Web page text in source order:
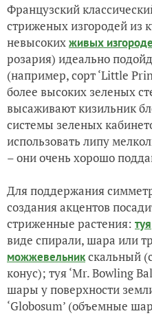
Французский
стриженых изгородей из
невысокихживых
розария) идеально
(например, сорт ‘Little
более высоких зеленых
высаживают кизильник
системы зеленых
использовать липу
– они очень хорошо
Для поддержания
создания акцентов
стриженные растения: туя
виде спирали, шара или
можжевельникскальный
конус); туя ‘Mr. Bowling
шары у поверхности
‘Globosum’ (объемные